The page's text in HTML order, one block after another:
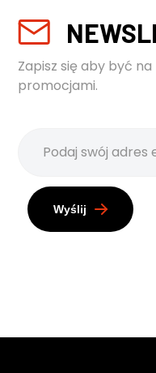
Zapisz się aby być
promocjami.
Wyślij